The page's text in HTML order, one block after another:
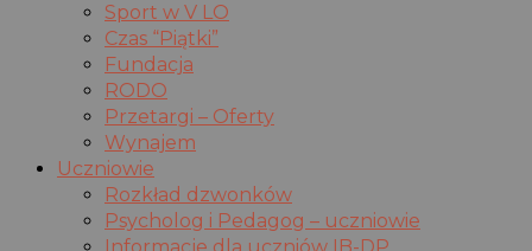
Sport w V LO
Czas “Piątki”
Fundacja
RODO
Przetargi – Oferty
Wynajem
Uczniowie
Rozkład dzwonków
Psycholog i Pedagog – uczniowie